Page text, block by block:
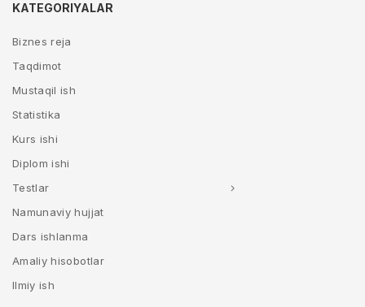
KATEGORIYALAR
Biznes reja
Taqdimot
Mustaqil ish
Statistika
Kurs ishi
Diplom ishi
Testlar
Namunaviy hujjat
Dars ishlanma
Amaliy hisobotlar
Ilmiy ish